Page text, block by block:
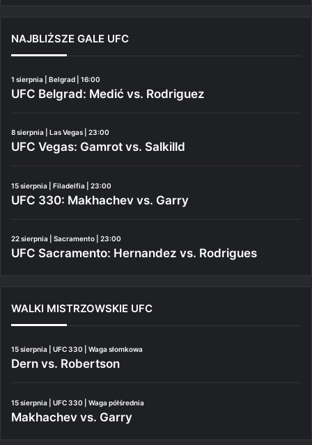
NAJBLIŻSZE GALE UFC
1 sierpnia | Belgrad | 16:00
UFC Belgrad: Medić vs. Rodriguez
8 sierpnia | Las Vegas | 23:00
UFC Vegas: Gamrot vs. Salkilld
15 sierpnia | Filadelfia | 23:00
UFC 330: Makhachev vs. Garry
22 sierpnia | Sacramento | 23:00
UFC Sacramento: Hernandez vs. Rodrigues
WALKI MISTRZOWSKIE UFC
15 sierpnia | UFC 330 | Waga słomkowa
Dern vs. Robertson
15 sierpnia | UFC 330 | Waga półśrednia
Makhachev vs. Garry